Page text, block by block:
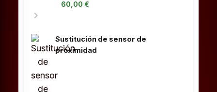
60,00 €
chevron_right
Sustitución de sensor de
proximidad